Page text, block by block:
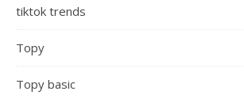
tiktok trends
Topy
Topy basic